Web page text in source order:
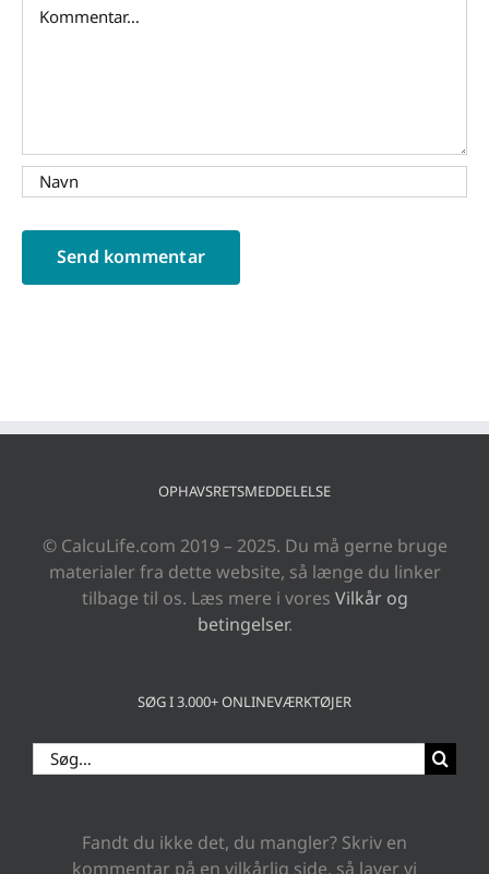
OPHAVSRETSMEDDELELSE
© CalcuLife.com 2019 – 2025. Du må gerne bruge
materialer fra dette website, så længe du linker
tilbage til os. Læs mere i vores Vilkår og
betingelser.
SØG I 3.000+ ONLINEVÆRKTØJER
Søg
efter:
Fandt du ikke det, du mangler? Skriv en
kommentar på en vilkårlig side, så laver vi